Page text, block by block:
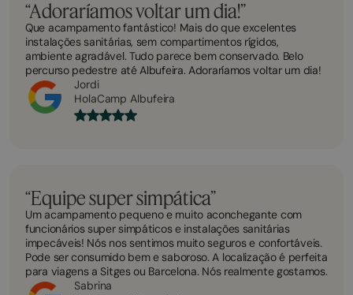
“Adoraríamos voltar um dia!”
Que acampamento fantástico! Mais do que excelentes
instalações sanitárias, sem compartimentos rígidos,
ambiente agradável. Tudo parece bem conservado. Belo
percurso pedestre até Albufeira. Adoraríamos voltar um dia!
Jordi
HolaCamp Albufeira
“Equipe super simpática”
Um acampamento pequeno e muito aconchegante com
funcionários super simpáticos e instalações sanitárias
impecáveis! Nós nos sentimos muito seguros e confortáveis.
Pode ser consumido bem e saboroso. A localização é perfeita
para viagens a Sitges ou Barcelona. Nós realmente gostamos.
Sabrina